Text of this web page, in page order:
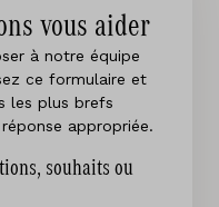
vous aider
à notre équipe
ce formulaire et
les plus brefs
appropriée.
souhaits ou